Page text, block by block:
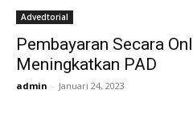
Advedtorial
Pembayaran Secara
Meningkatkan PAD
admin - Januari 24, 2023